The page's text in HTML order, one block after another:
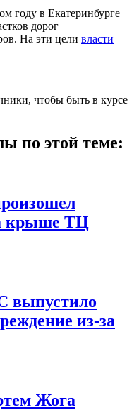
году в Екатеринбурге
дорог
На эти цели власти
чтобы быть в курсе
по этой теме:
крыше ТЦ
выпустило
из-за
Жога